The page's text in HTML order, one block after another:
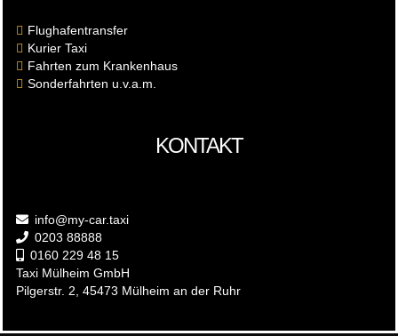
Flughafentransfer
Kurier Taxi
Fahrten zum Krankenhaus
Sonderfahrten u.v.a.m.
KONTAKT
info@my-car.taxi
0203 88888
0160 229 48 15
Taxi Mülheim GmbH
Pilgerstr. 2 , 45473 Mülheim an der Ruhr